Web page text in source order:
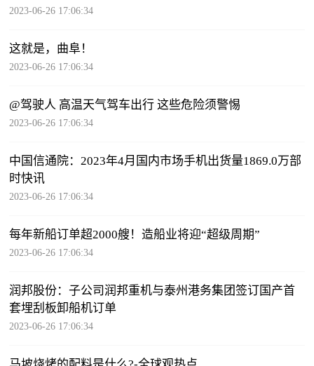
2023-06-26 17:06:34
这就是，曲阜！
2023-06-26 17:06:34
@驾驶人 高温天气驾车出行 这些危险须警惕
2023-06-26 17:06:34
中国信通院：2023年4月国内市场手机出货量1869.0万部
时快讯
2023-06-26 17:06:34
每年新船订单超2000艘！造船业将迎“超级周期”
2023-06-26 17:06:34
润邦股份：子公司润邦重机与泰州港务集团签订国产首
套埋刮板卸船机订单
2023-06-26 17:06:34